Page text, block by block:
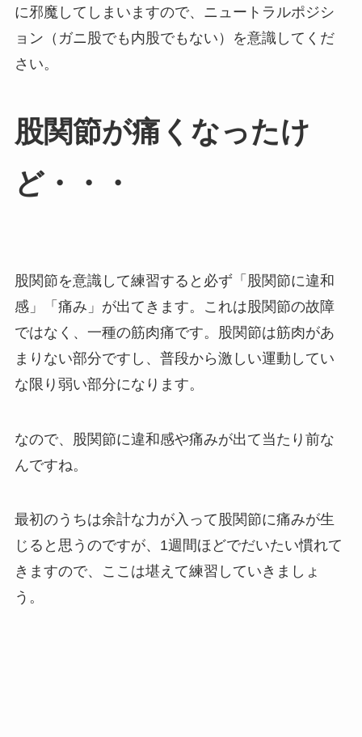
に邪魔してしまいますので、ニュートラルポジシ
ョン（ガニ股でも内股でもない）を意識してくだ
さい。
股関節が痛くなったけ
ど・・・
股関節を意識して練習すると必ず「股関節に違和
感」「痛み」が出てきます。これは股関節の故障
ではなく、一種の筋肉痛です。股関節は筋肉があ
まりない部分ですし、普段から激しい運動してい
な限り弱い部分になります。
なので、股関節に違和感や痛みが出て当たり前な
んですね。
最初のうちは余計な力が入って股関節に痛みが生
じると思うのですが、1週間ほどでだいたい慣れて
きますので、ここは堪えて練習していきましょ
う。